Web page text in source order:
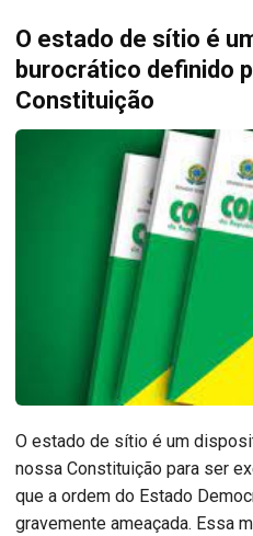
O estado de sítio é
burocrático definido
Constituição
O estado de sítio é um
nossa Constituição para ser
que a ordem do Estado
gravemente ameaçada. Essa